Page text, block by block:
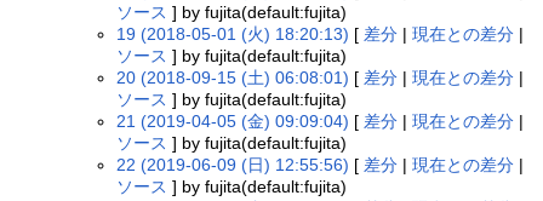
ソース ] by fujita(default:fujita)
19 (2018-05-01 (火) 18:20:13) [ 差分 |現在との差分 |
ソース ] by fujita(default:fujita)
20 (2018-09-15 (土) 06:08:01) [ 差分 |現在との差分 |
ソース ] by fujita(default:fujita)
21 (2019-04-05 (金) 09:09:04) [ 差分 |現在との差分 |
ソース ] by fujita(default:fujita)
22 (2019-06-09 (日) 12:55:56) [ 差分 |現在との差分 |
ソース ] by fujita(default:fujita)